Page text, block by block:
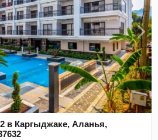
в Каргыджаке, Аланья,